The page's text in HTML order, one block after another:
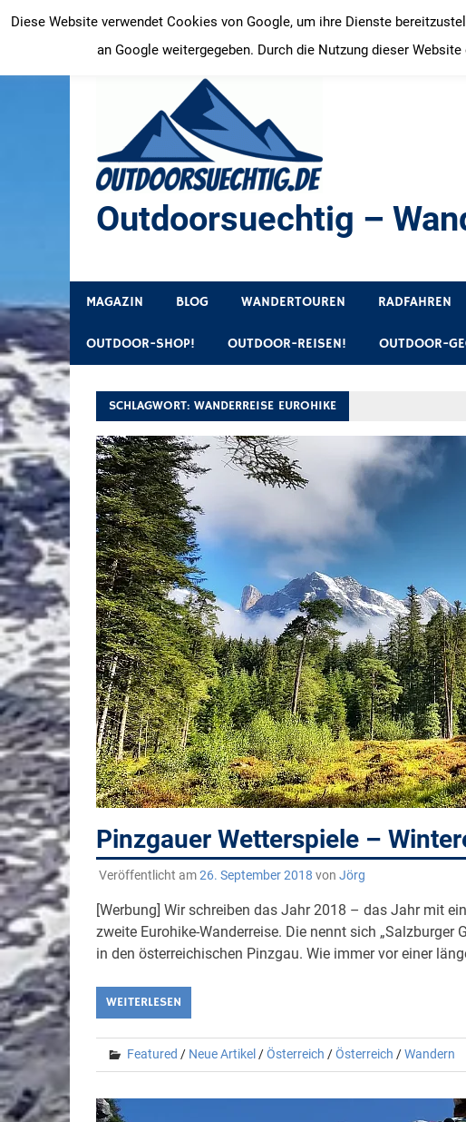
Inhalt
springen
Outdoorsuechtig –
MAGAZIN BLOG WANDERTOUREN RADFAHREN
OUTDOOR-SHOP! OUTDOOR-REISEN! OUTDOOR-
SCHLAGWORT: WANDERREISE EUROHIKE
Pinzgauer Wetterspiele –
Veröffentlicht am26. September 2018 von Jörg
[Werbung] Wir schreiben das Jahr 2018 – das Jahr mit
zweite Eurohike-Wanderreise. Die nennt sich
in den österreichischen Pinzgau. Wie immer vor einer
WEITERLESEN
Featured / Neue Artikel /Österreich /Österreich /Wandern
Diese Website verwendet Cookies von Google, um ihre Dienste
an Google weitergegeben. Durch die Nutzung dieser